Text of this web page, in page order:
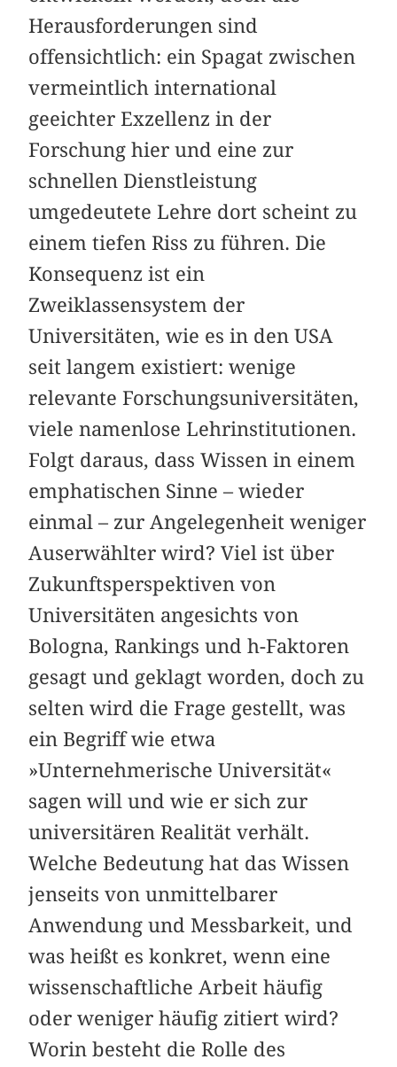
Herausforderungen sind
offensichtlich: ein Spagat zwischen
vermeintlich international
geeichter Exzellenz in der
Forschung hier und eine zur
schnellen Dienstleistung
umgedeutete Lehre dort scheint zu
einem tiefen Riss zu führen. Die
Konsequenz ist ein
Zweiklassensystem der
Universitäten, wie es in den USA
seit langem existiert: wenige
relevante Forschungsuniversitäten,
viele namenlose Lehrinstitutionen.
Folgt daraus, dass Wissen in einem
emphatischen Sinne – wieder
einmal – zur Angelegenheit weniger
Auserwählter wird? Viel ist über
Zukunftsperspektiven von
Universitäten angesichts von
Bologna, Rankings und h-Faktoren
gesagt und geklagt worden, doch zu
selten wird die Frage gestellt, was
ein Begriff wie etwa
»Unternehmerische Universität«
sagen will und wie er sich zur
universitären Realität verhält.
Welche Bedeutung hat das Wissen
jenseits von unmittelbarer
Anwendung und Messbarkeit, und
was heißt es konkret, wenn eine
wissenschaftliche Arbeit häufig
oder weniger häufig zitiert wird?
Worin besteht die Rolle des